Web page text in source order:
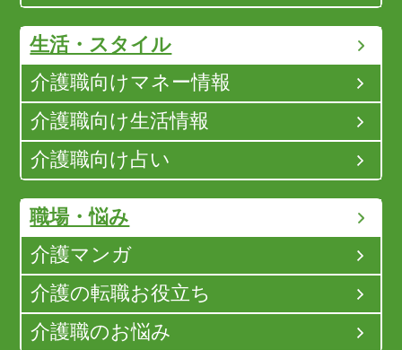
生活・スタイル
介護職向けマネー情報
介護職向け生活情報
介護職向け占い
職場・悩み
介護マンガ
介護の転職お役立ち
介護職のお悩み